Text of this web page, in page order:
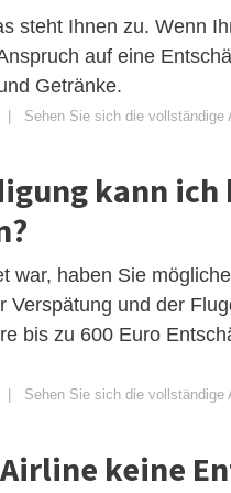
steht Ihnen zu. Wenn
auf eine
Getränke.
| Sehen Sie sich die vollständige
kann
war, haben Sie
Verspätung und der
bis zu 600 Euro
| Sehen Sie sich die vollständige
keine